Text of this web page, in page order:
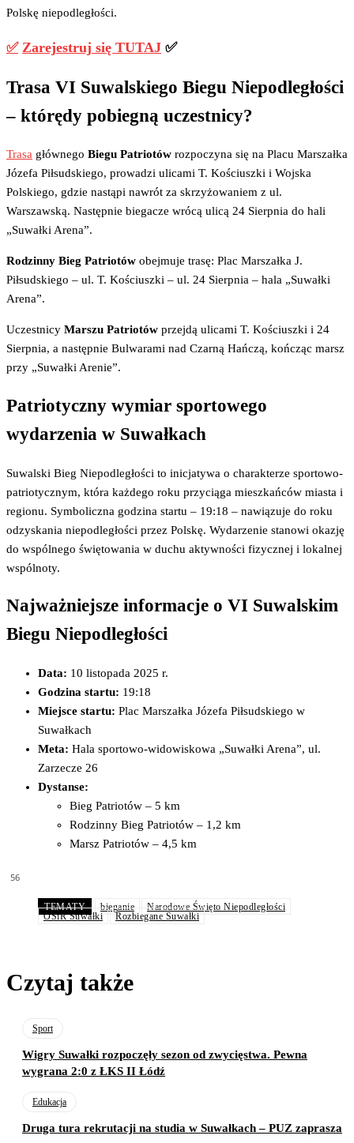
Polskę niepodległości.
✅ Zarejestruj się TUTAJ ✅
Trasa VI Suwalskiego Biegu Niepodległości
– którędy pobiegną uczestnicy?
Trasa głównego Biegu Patriotów rozpoczyna się na Placu Marszałka
Józefa Piłsudskiego, prowadzi ulicami T. Kościuszki i Wojska
Polskiego, gdzie nastąpi nawrót za skrzyżowaniem z ul.
Warszawską. Następnie biegacze wrócą ulicą 24 Sierpnia do hali
„Suwałki Arena”.
Rodzinny Bieg Patriotów obejmuje trasę: Plac Marszałka J.
Piłsudskiego – ul. T. Kościuszki – ul. 24 Sierpnia – hala „Suwałki
Arena”.
Uczestnicy Marszu Patriotów przejdą ulicami T. Kościuszki i 24
Sierpnia, a następnie Bulwarami nad Czarną Hańczą, kończąc marsz
przy „Suwałki Arenie”.
Patriotyczny wymiar sportowego
wydarzenia w Suwałkach
Suwalski Bieg Niepodległości to inicjatywa o charakterze sportowo-
patriotycznym, która każdego roku przyciąga mieszkańców miasta i
regionu. Symboliczna godzina startu – 19:18 – nawiązuje do roku
odzyskania niepodległości przez Polskę. Wydarzenie stanowi okazję
do wspólnego świętowania w duchu aktywności fizycznej i lokalnej
wspólnoty.
Najważniejsze informacje o VI Suwalskim
Biegu Niepodległości
Data: 10 listopada 2025 r.
Godzina startu: 19:18
Miejsce startu: Plac Marszałka Józefa Piłsudskiego w
Suwałkach
Meta: Hala sportowo-widowiskowa „Suwałki Arena”, ul.
Zarzecze 26
Dystanse:
Bieg Patriotów – 5 km
Rodzinny Bieg Patriotów – 1,2 km
Marsz Patriotów – 4,5 km
56
TEMATY bieganie
Narodowe Święto Niepodległości
OSiR Suwałki
Rozbiegane Suwałki
Czytaj także
Sport
Wigry Suwałki rozpoczęły sezon od zwycięstwa. Pewna
wygrana 2:0 z ŁKS II Łódź
Edukacja
Druga tura rekrutacji na studia w Suwałkach – PUZ zaprasza